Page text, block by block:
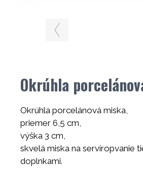
Okrúhla
Okrúhla porcelánová miska,
priemer 6,5 cm,
výška 3 cm,
skvelá miska na servíropvanie
doplnkami.